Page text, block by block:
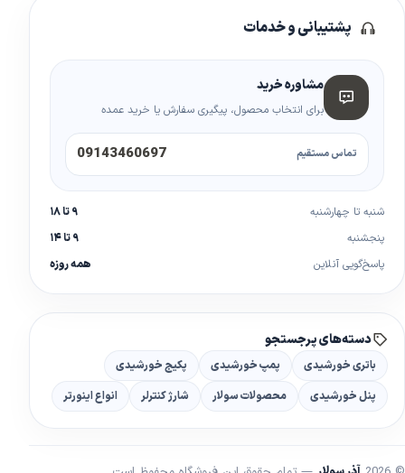
پشتیبانی و خدمات
مشاوره خرید
برای انتخاب محصول، پیگیری سفارش یا خرید عمده
تماس مستقیم 09143460697
شنبه تا چهارشنبه
۹ تا ۱۸
پنجشنبه
۹ تا ۱۴
پاسخ‌گویی آنلاین
همه روزه
دسته‌های پرجستجو
باتری خورشیدی پمپ خورشیدی
پکیج خورشیدی
پنل خورشیدی
محصولات سولار شارژ کنترلر انواع اینورتر